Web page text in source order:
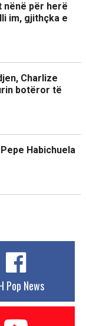
nënë për herë
im, gjithçka e
Charlize
botëror të
Habichuela
Pop News